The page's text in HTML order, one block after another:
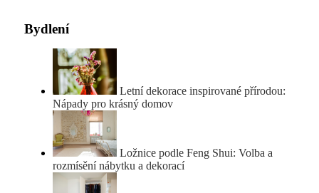
Bydlení
Letní dekorace inspirované přírodou:
Nápady pro krásný domov
Ložnice podle Feng Shui: Volba a
rozmísění nábytku a dekorací